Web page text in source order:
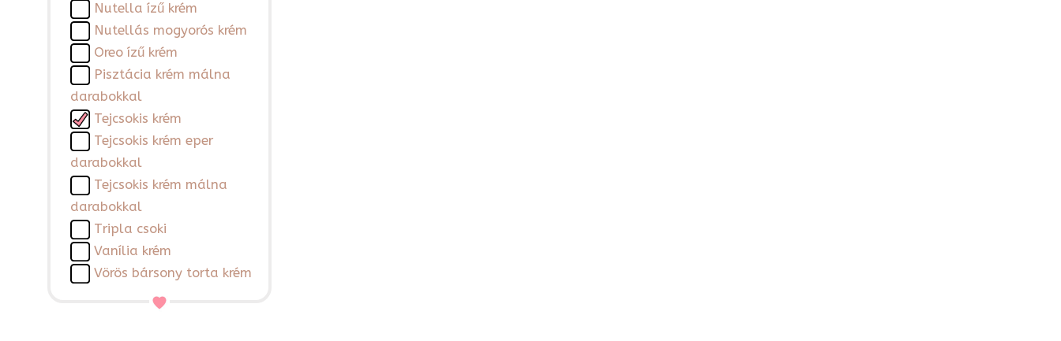
Nutella ízű krém
Nutellás mogyorós krém
Oreo ízű krém
Pisztácia krém málna
darabokkal
Tejcsokis krém
Tejcsokis krém eper
darabokkal
Tejcsokis krém málna
darabokkal
Tripla csoki
Vanília krém
Vörös bársony torta krém